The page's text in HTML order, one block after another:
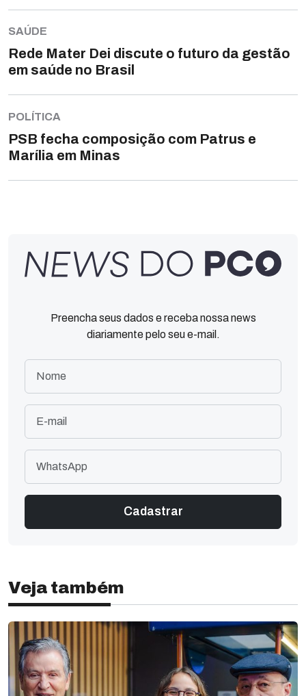
SAÚDE
Rede Mater Dei discute o futuro da gestão
em saúde no Brasil
POLÍTICA
PSB fecha composição com Patrus e
Marília em Minas
Preencha seus dados e receba nossa news
diariamente pelo seu e-mail.
Veja também